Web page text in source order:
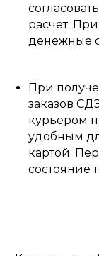
расчет.
денежные
При
заказов
курьером
удобным
картой.
состояние